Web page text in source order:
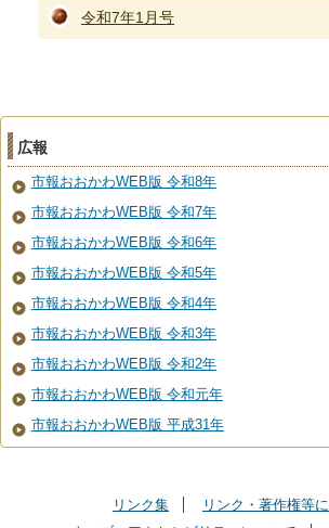
令和7年1月号
広報
市報おおかわWEB版 令和8年
市報おおかわWEB版 令和7年
市報おおかわWEB版 令和6年
市報おおかわWEB版 令和5年
市報おおかわWEB版 令和4年
市報おおかわWEB版 令和3年
市報おおかわWEB版 令和2年
市報おおかわWEB版 令和元年
市報おおかわWEB版 平成31年
リンク集
リンク・著作権等